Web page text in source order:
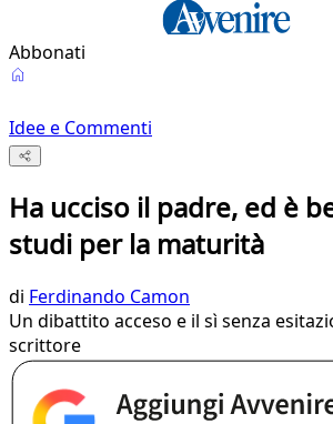
Abbonati
Idee e Commenti
Ha ucciso il padre, ed è
studi per la maturità
di Ferdinando Camon
Un dibattito acceso e il sì senza
scrittore